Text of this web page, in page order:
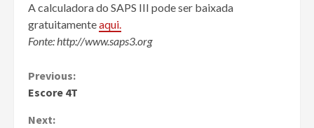
A calculadora do SAPS III pode ser baixada
gratuitamenteaqui.
Fonte: http://www.saps3.org
Continue
Previous:
Escore 4T
Next: